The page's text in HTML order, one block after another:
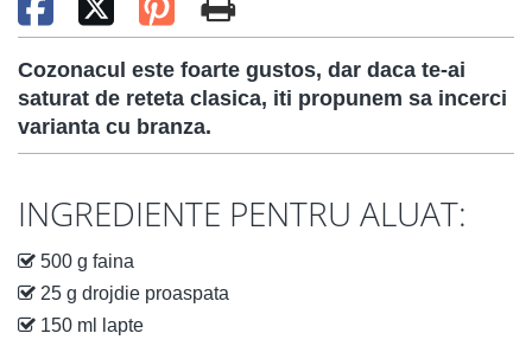
Cozonacul este foarte gustos, dar daca te-ai
saturat de reteta clasica, iti propunem sa incerci
varianta cu branza.
INGREDIENTE PENTRU ALUAT:
500 g faina
25 g drojdie proaspata
150 ml lapte